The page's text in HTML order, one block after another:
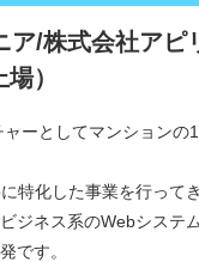
ア/株式会社アピ
）
ーとしてマンションの
特化した事業を行ってき
ジネス系のWebシステ
です。